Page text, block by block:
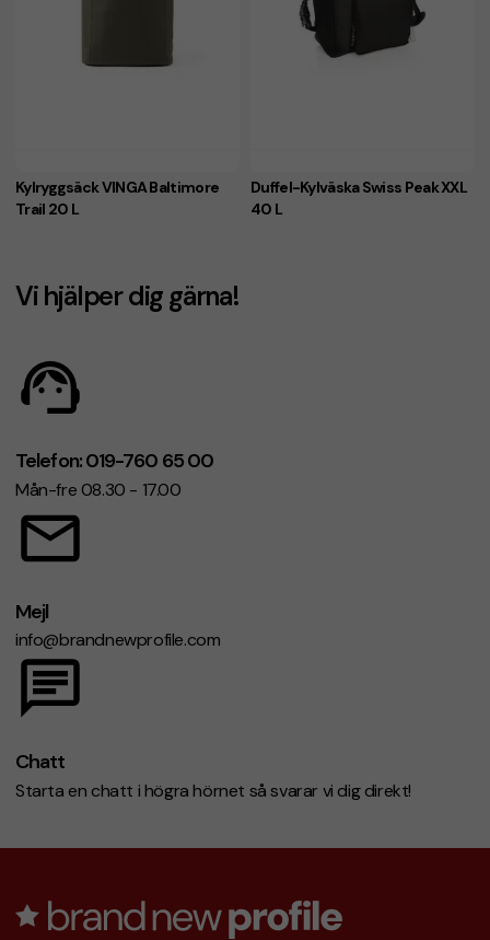
Kylryggsäck VINGA Baltimore
Trail 20 L
Duffel-Kylväska Swiss Peak XXL
40 L
Vi hjälper dig gärna!
Telefon: 019-760 65 00
Mån-fre 08.30 - 17.00
Mejl
info@brandnewprofile.com
Chatt
Starta en chatt i högra hörnet så svarar vi dig direkt!